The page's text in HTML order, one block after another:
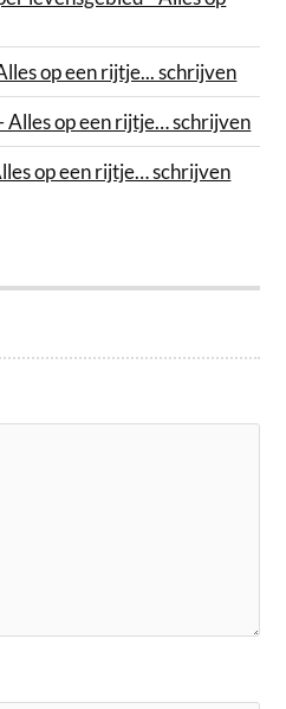
op een rijtje... schrijven
Alles op een rijtje… schrijven
op een rijtje… schrijven